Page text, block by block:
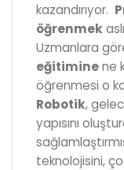
kazandırıyor.
öğrenmek
Uzmanlara
eğitiminene
öğrenmesi o
Robotik,
yapısını
teknolojisini,